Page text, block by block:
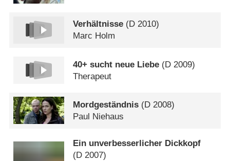
Verhältnisse (D 2010)
Marc Holm
40+ sucht neue Liebe (D 2009)
Therapeut
Mordgeständnis (D 2008)
Paul Niehaus
Ein unverbesserlicher Dickkopf
(D 2007)